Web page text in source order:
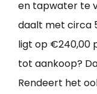
en tapwater te
daalt met circa
ligt op €240,00
tot aankoop?
Rendeert het